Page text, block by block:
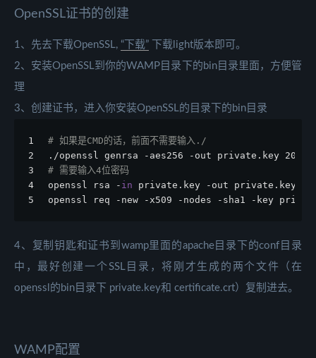
OpenSSL证书的创建
1、先去下载OpenSSL, “下载” 下载light版本即可。
2、安装OpenSSL到你的WAMP目录下的bin目录里面，方便管
理
3、创建证书，进入你安装OpenSSL的目录下的bin目录
1
2
3
4
5
# 如果是CMD的话，前面不需要输入./
./openssl genrsa -aes256 -out private.key 2048
# 需要输入4位密码
openssl rsa - in private.key -out private.key
openssl req -new -x509 -nodes -sha1 -key
4、复制钥匙和证书到wamp里面的apache目录下的conf目录
中，最好创建一个SSL目录，将刚才生成的两个文件（在
openssl的bin目录下 private.key和 certificate.crt）复制进去。
WAMP配置